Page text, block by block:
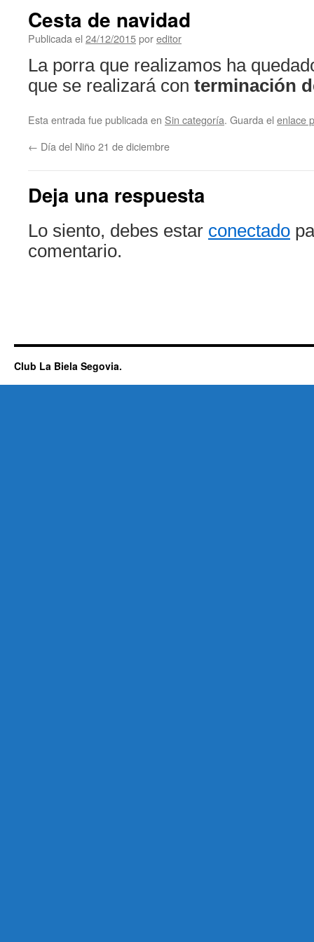
Cesta de navidad
Publicada el 24/12/2015poreditor
La porra que realizamos ha
que se realizará con terminación
Esta entrada fue publicada en Sin categoría. Guarda el enlace
← Día del Niño 21 de diciembre
Deja una respuesta
Lo siento, debes estar conectado
comentario.
Club La Biela Segovia.